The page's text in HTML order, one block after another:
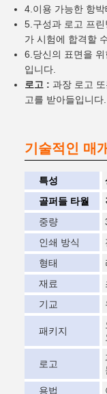
4.이용 가능한 항박
5.구성과 로고 프
가 시험에 합격할
6.당신의 표면을
입니다.
로고 : 과장 로고
고를 받아들입니다.
기술적인 매
특성
골퍼들 타월
중량
인쇄 방식
형태
재료
기교
패키지
로고
용법